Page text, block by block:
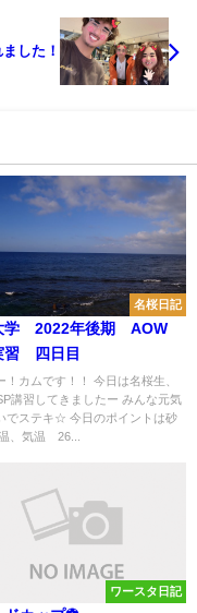
した！
名桜日記
学 2022年後期 AOW
習 四日目
！カムです！！ 今日は名桜生、
講習してきましたー みんな元気
でステキ☆ 今日のポイントは砂
、気温 26...
ワースタ日記